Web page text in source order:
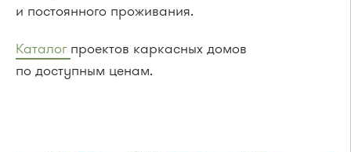
и постоянного проживания.
Каталог проектов каркасных домов
по доступным ценам.